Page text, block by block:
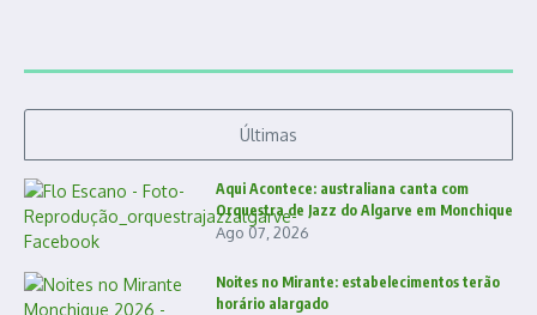
Últimas
Aqui Acontece: australiana canta com
Orquestra de Jazz do Algarve em Monchique
Ago 07, 2026
Noites no Mirante: estabelecimentos terão
horário alargado